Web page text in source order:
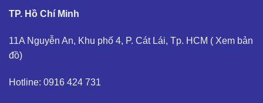
TP. Hồ Chí Minh
11A Nguyễn An, Khu phố 4, P. Cát Lái, Tp. HCM ( Xem bản
đồ)
Hotline: 0916 424 731